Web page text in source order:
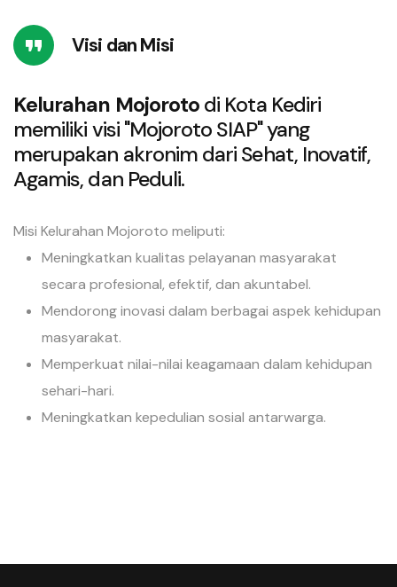
Visi dan Misi
Kelurahan Mojoroto di Kota Kediri
memiliki visi "Mojoroto SIAP" yang
merupakan akronim dari Sehat, Inovatif,
Agamis, dan Peduli.
Misi Kelurahan Mojoroto meliputi:
Meningkatkan kualitas pelayanan masyarakat
secara profesional, efektif, dan akuntabel.
Mendorong inovasi dalam berbagai aspek kehidupan
masyarakat.
Memperkuat nilai-nilai keagamaan dalam kehidupan
sehari-hari.
Meningkatkan kepedulian sosial antarwarga.